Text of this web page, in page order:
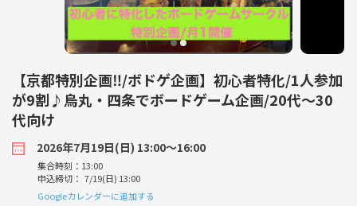
【京都特別企画‼️/ボドゲ企画】初心者特化/1人参加
が9割♪烏丸・四条でボードゲーム企画/20代〜30
代向け
2026年7月19日(日) 13:00〜16:00
集合時刻：13:00
申込締切： 7/19(日) 13:00
Googleカレンダーに追加する